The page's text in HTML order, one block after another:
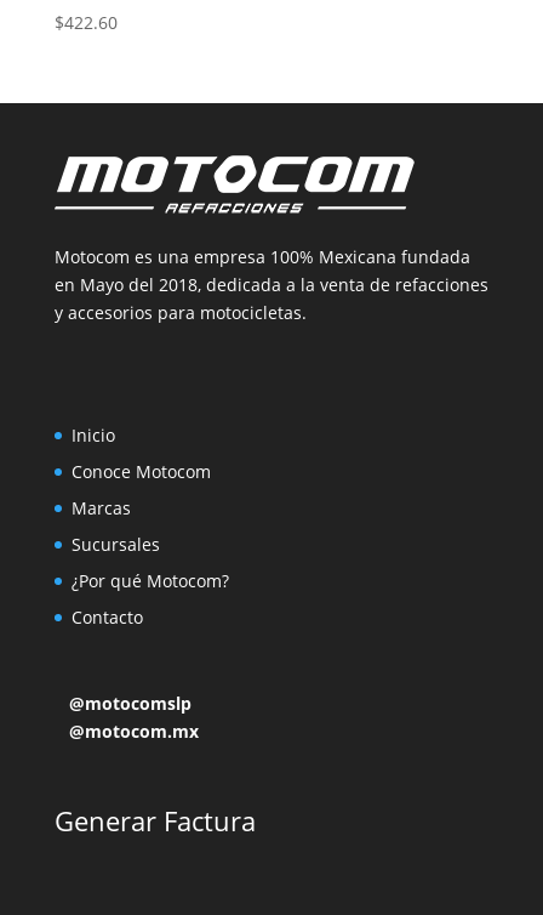
$422.60
Motocom es una empresa 100% Mexicana fundada
en Mayo del 2018, dedicada a la venta de refacciones
y accesorios para motocicletas.
Inicio
Conoce Motocom
Marcas
Sucursales
¿Por qué Motocom?
Contacto
@motocomslp
@motocom.mx
Generar Factura